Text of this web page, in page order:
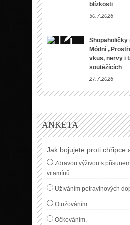
blízkosti
30.7.2026
Shopaholičky
Módní
vkus, nervy i
soutěžících
27.7.2026
ANKETA
Jak bojujete proti chřipce
Zdravou výživou s
vitamínů.
Užíváním potravinových
Otužováním.
Očkováním.